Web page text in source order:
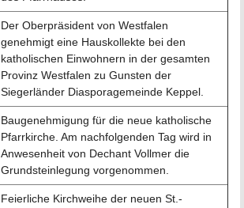
Der Oberpräsident von Westfalen
genehmigt eine Hauskollekte bei den
katholischen Einwohnern in der gesamten
Provinz Westfalen zu Gunsten der
Siegerländer Diasporagemeinde Keppel.
Baugenehmigung für die neue katholische
Pfarrkirche. Am nachfolgenden Tag wird in
Anwesenheit von Dechant Vollmer die
Grundsteinlegung vorgenommen.
Feierliche Kirchweihe der neuen St.-